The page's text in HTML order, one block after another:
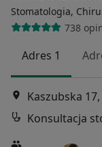
Stomatologia,
738
Adres 1
Kaszubska
Konsultacja